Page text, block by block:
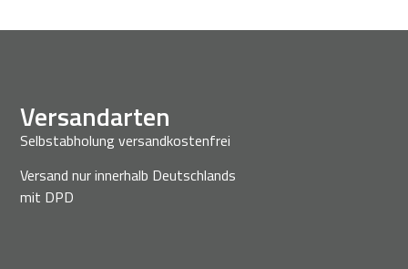
Versandarten
Selbstabholung versandkostenfrei
Versand nur innerhalb Deutschlands
mit DPD